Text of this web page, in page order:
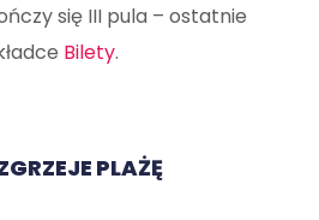
się III pula – ostatnie
Bilety.
PLAŻĘ